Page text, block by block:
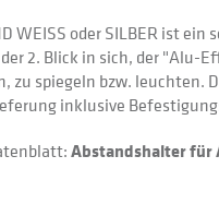
WEISS oder SILBER ist
2. Blick in sich, der "Alu-
zu spiegeln bzw.
inklusive
Abstandshalter für